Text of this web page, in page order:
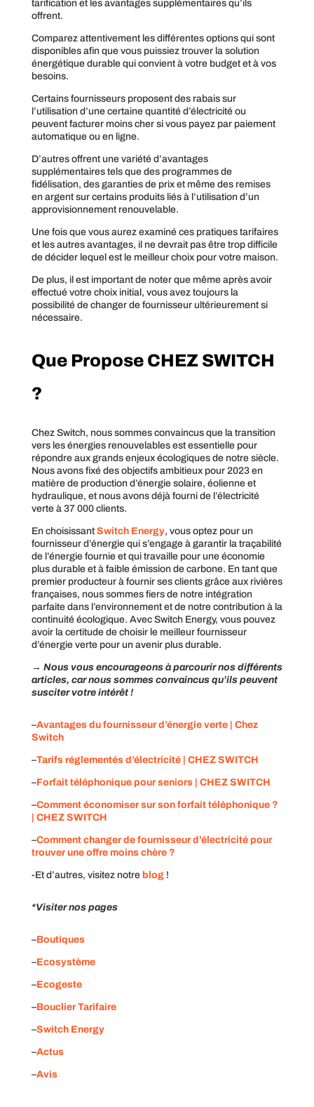
tarification et les avantages supplémentaires qu’ils
offrent.
Comparez attentivement les différentes options qui sont
disponibles afin que vous puissiez trouver la solution
énergétique durable qui convient à votre budget et à vos
besoins.
Certains fournisseurs proposent des rabais sur
l’utilisation d’une certaine quantité d’électricité ou
peuvent facturer moins cher si vous payez par paiement
automatique ou en ligne.
D’autres offrent une variété d’avantages
supplémentaires tels que des programmes de
fidélisation, des garanties de prix et même des remises
en argent sur certains produits liés à l’utilisation d’un
approvisionnement renouvelable.
Une fois que vous aurez examiné ces pratiques tarifaires
et les autres avantages, il ne devrait pas être trop difficile
de décider lequel est le meilleur choix pour votre maison.
De plus, il est important de noter que même après avoir
effectué votre choix initial, vous avez toujours la
possibilité de changer de fournisseur ultérieurement si
nécessaire.
Que Propose CHEZ SWITCH
?
Chez Switch, nous sommes convaincus que la transition
vers les énergies renouvelables est essentielle pour
répondre aux grands enjeux écologiques de notre siècle.
Nous avons fixé des objectifs ambitieux pour 2023 en
matière de production d’énergie solaire, éolienne et
hydraulique, et nous avons déjà fourni de l’électricité
verte à 37 000 clients.
En choisissant Switch Energy, vous optez pour un
fournisseur d’énergie qui s’engage à garantir la traçabilité
de l’énergie fournie et qui travaille pour une économie
plus durable et à faible émission de carbone. En tant que
premier producteur à fournir ses clients grâce aux rivières
françaises, nous sommes fiers de notre intégration
parfaite dans l’environnement et de notre contribution à la
continuité écologique. Avec Switch Energy, vous pouvez
avoir la certitude de choisir le meilleur fournisseur
d’énergie verte pour un avenir plus durable.
→ Nous vous encourageons à parcourir nos différents
articles, car nous sommes convaincus qu’ils peuvent
susciter votre intérêt !
–Avantages du fournisseur d’énergie verte | Chez
Switch
–Tarifs réglementés d’électricité | CHEZ SWITCH
–Forfait téléphonique pour seniors | CHEZ SWITCH
–Comment économiser sur son forfait téléphonique ?
| CHEZ SWITCH
–Comment changer de fournisseur d’électricité pour
trouver une offre moins chère ?
-Et d’autres, visitez notre blog!
*Visiter nos pages
–Boutiques
–Ecosystème
–Ecogeste
–Bouclier Tarifaire
–Switch Energy
–Actus
–Avis